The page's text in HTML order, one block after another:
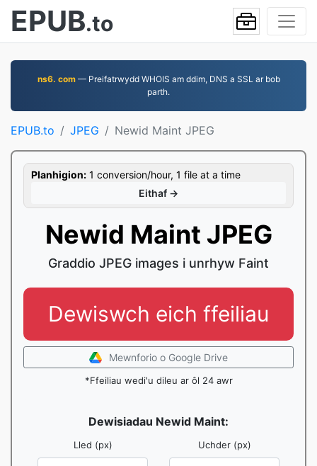
EPUB.to
ns6. com— Preifatrwydd WHOIS am ddim, DNS a SSL ar bob
parth.
EPUB.to JPEG Newid Maint JPEG
Planhigion: 1 conversion/hour, 1 file at a time
Eithaf →
Newid Maint JPEG
Graddio JPEG images i unrhyw Faint
Dewiswch eich ffeiliau
Mewnforio o Google Drive
*Ffeiliau wedi'u dileu ar ôl 24 awr
Dewisiadau Newid Maint:
Lled (px) Uchder (px)